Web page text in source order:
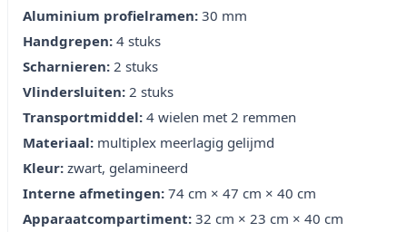
Aluminium profielramen: 30 mm
Handgrepen: 4 stuks
Scharnieren: 2 stuks
Vlindersluiten: 2 stuks
Transportmiddel: 4 wielen met 2 remmen
Materiaal: multiplex meerlagig gelijmd
Kleur: zwart, gelamineerd
Interne afmetingen: 74 cm × 47 cm × 40 cm
Apparaatcompartiment: 32 cm × 23 cm × 40 cm